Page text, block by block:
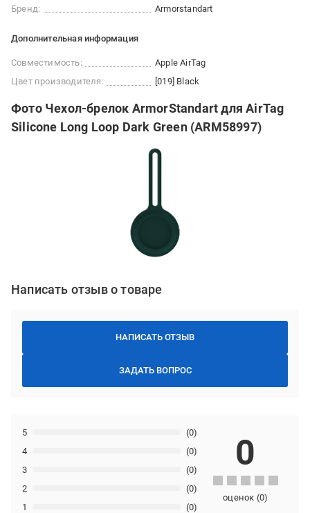
Бренд: Armorstandart
Дополнительная информация
Совместимость:
Apple AirTag
Цвет производителя:
[019] Black
Фото Чехол-брелок ArmorStandart для AirTag
Silicone Long Loop Dark Green (ARM58997)
Написать отзыв о товаре
НАПИСАТЬ ОТЗЫВ
ЗАДАТЬ ВОПРОС
1 (0)
2 (0)
3 (0)
4 (0)
5 (0)
0
оценок (0)